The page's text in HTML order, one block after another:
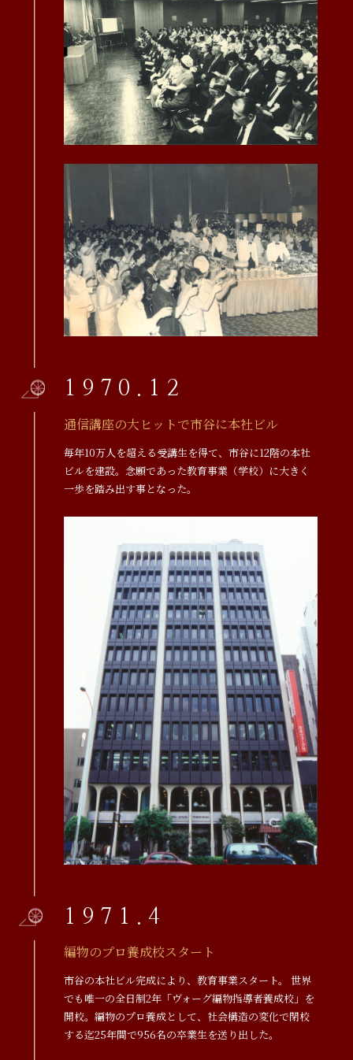
1970.12
通信講座の大ヒットで市谷に本社ビル
毎年10万人を超える受講生を得て、市谷に12階の本社
ビルを建設。念願であった教育事業（学校）に大きく
一歩を踏み出す事となった。
1971.4
編物のプロ養成校スタート
市谷の本社ビル完成により、教育事業スタート。 世界
でも唯一の全日制2年「ヴォーグ編物指導者養成校」を
開校。編物のプロ養成として、社会構造の変化で閉校
する迄25年間で956名の卒業生を送り出した。